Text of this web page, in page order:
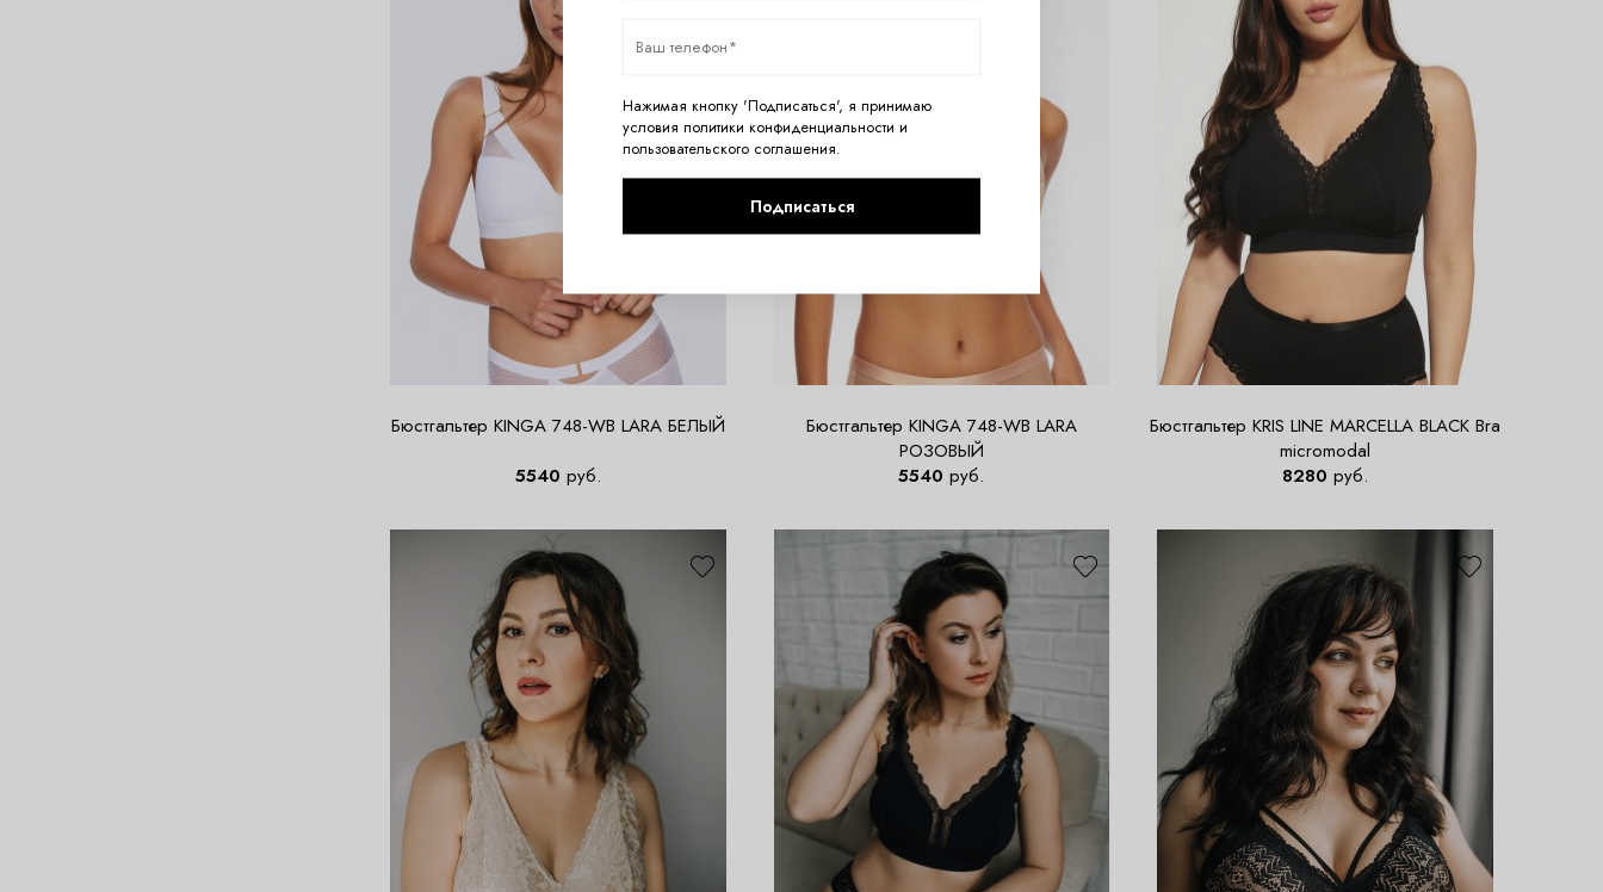
Бюстгальтер KINGA 748-WB LARA БЕЛЫЙ
5540 руб.
Бюстгальтер KINGA 748-WB LARA
РОЗОВЫЙ
5540 руб.
Бюстгальтер KRIS LINE MARCELLA BLACK Bra
micromodal
8280 руб.
Нажимая кнопку 'Подписаться', я принимаю
условия политики конфиденциальности и
пользовательского соглашения.
Подписаться